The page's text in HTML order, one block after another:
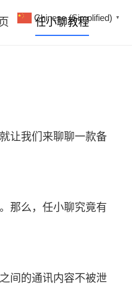
任小聊教程
让我们来聊聊一款备
那么，任小聊究竟有
间的通讯内容不被泄
Chinese (Simplified) ▼